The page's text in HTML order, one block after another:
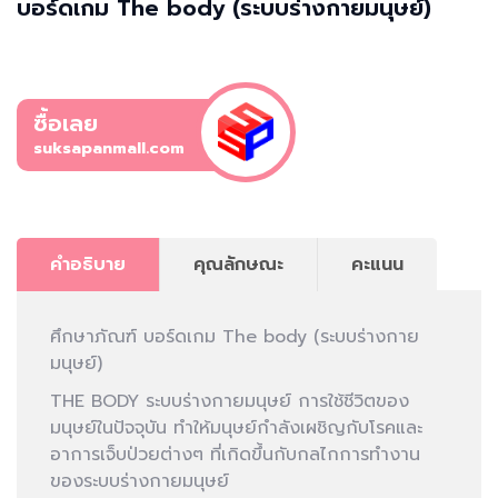
บอร์ดเกม The body (ระบบร่างกายมนุษย์)
ซื้อเลย
suksapanmall.com
คำอธิบาย คุณลักษณะ คะแนน
ศึกษาภัณฑ์ บอร์ดเกม The body (ระบบร่างกาย
มนุษย์)
THE BODY ระบบร่างกายมนุษย์ การใช้ชีวิตของ
มนุษย์ในปัจจุบัน ทำให้มนุษย์กำลังเผชิญกับโรคและ
อาการเจ็บป่วยต่างๆ ที่เกิดขึ้นกับกลไกการทำงาน
ของระบบร่างกายมนุษย์